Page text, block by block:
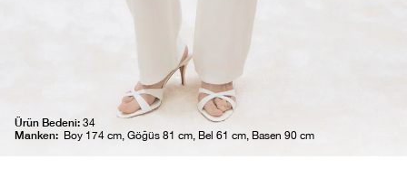
Ürün Bedeni: 34
Manken: Boy 174 cm, Göğüs 81 cm, Bel 61 cm, Basen 90 cm